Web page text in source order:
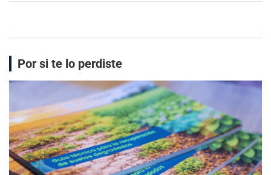
Por si te lo perdiste